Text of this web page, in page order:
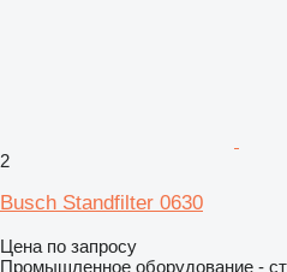
2
Busch Standfilter 0630
Цена по запросу
Промышленное оборудование -